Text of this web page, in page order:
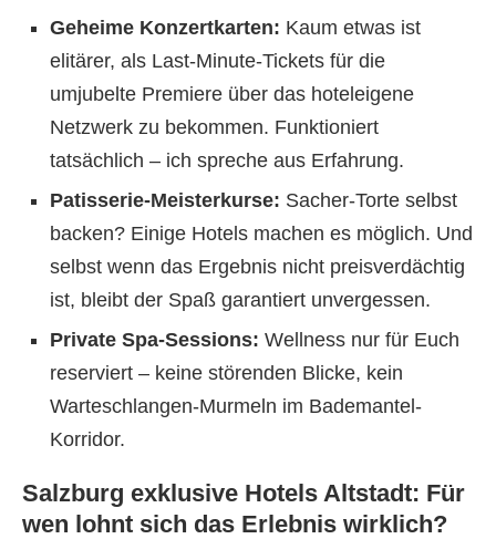
Geheime Konzertkarten: Kaum etwas ist
elitärer, als Last-Minute-Tickets für die
umjubelte Premiere über das hoteleigene
Netzwerk zu bekommen. Funktioniert
tatsächlich – ich spreche aus Erfahrung.
Patisserie-Meisterkurse: Sacher-Torte selbst
backen? Einige Hotels machen es möglich. Und
selbst wenn das Ergebnis nicht preisverdächtig
ist, bleibt der Spaß garantiert unvergessen.
Private Spa-Sessions: Wellness nur für Euch
reserviert – keine störenden Blicke, kein
Warteschlangen-Murmeln im Bademantel-
Korridor.
Salzburg exklusive Hotels Altstadt: Für
wen lohnt sich das Erlebnis wirklich?